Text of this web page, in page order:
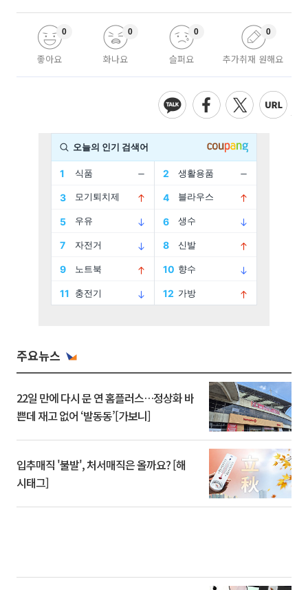
좋아요
0
화나요
0
슬퍼요
0
추가취재 원해요
0
주요뉴스
22일 만에 다시 문 연 홈플러스…정상화 바
쁜데 재고 없어 ‘발동동’[가보니]
입추매직 '불발', 처서매직은 올까요? [해
시태그]